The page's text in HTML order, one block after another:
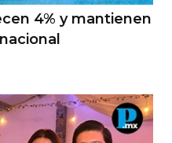
4% y mantienen